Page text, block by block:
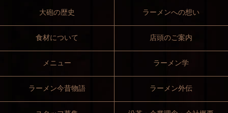
大砲の歴史 ラーメンへの想い
食材について 店頭のご案内
メニュー ラーメン学
ラーメン今昔物語 ラーメン外伝